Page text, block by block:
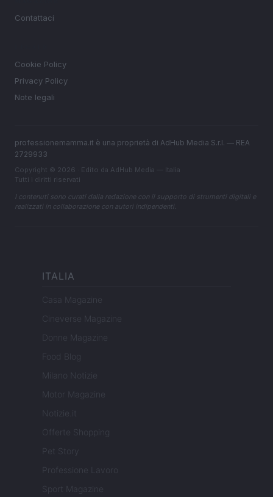
Contattaci
Cookie Policy
Privacy Policy
Note legali
professionemamma.it è una proprietà di AdHub Media S.r.l. — REA
2729933
Copyright © 2026 · Edito da AdHub Media — Italia
Tutti i diritti riservati
I contenuti sono curati dalla redazione con il supporto di strumenti digitali e
realizzati in collaborazione con autori indipendenti.
ITALIA
Casa Magazine
Cineverse Magazine
Donne Magazine
Food Blog
Milano Notizie
Motor Magazine
Notizie.it
Offerte Shopping
Pet Story
Professione Lavoro
Sport Magazine